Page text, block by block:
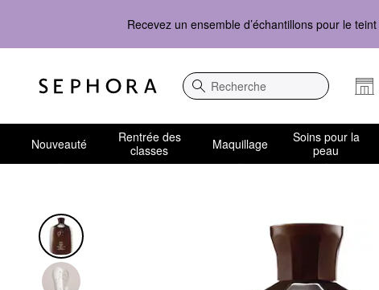
Recevez un ensemble d’échantillons pour le teint
Recherche
Nouveauté
Rentrée des
classes
Maquillage
Soins pour la
peau